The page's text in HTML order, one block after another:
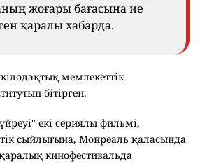
жоғары бағасына ие
қаралы хабарда.
мемлекеттік
бітірген.
екі сериялы фильмі,
сыйлығына, Монреаль қаласында
кинофестивальда